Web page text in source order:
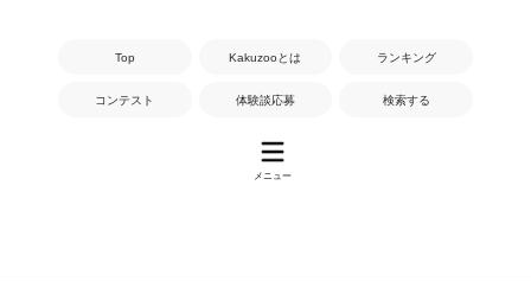
Top Kakuzooとは ランキング
コンテスト 体験談応募 検索する
メニュー